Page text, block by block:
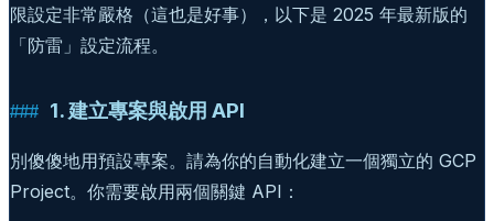
限設定非常嚴格（這也是好事），以下是 2025 年最新版的
「防雷」設定流程。
1. 建立專案與啟用 API
別傻傻地用預設專案。請為你的自動化建立一個獨立的 GCP
Project。你需要啟用兩個關鍵 API：